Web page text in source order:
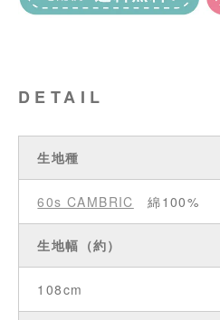
DETAIL
生地種
60s CAMBRIC 綿100%
生地幅（約）
108cm